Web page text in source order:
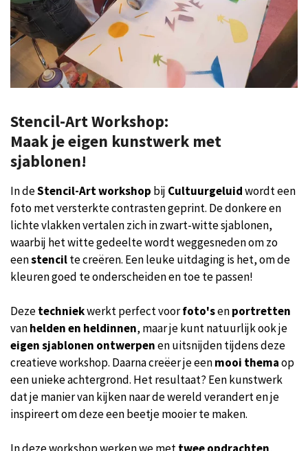
Stencil-Art Workshop:
Maak je eigen kunstwerk met
sjablonen!
In deStencil-Art workshop bij Cultuurgeluidwordt een
foto met versterkte contrasten geprint. De donkere en
lichte vlakken vertalen zich in zwart-witte sjablonen,
waarbij het witte gedeelte wordt weggesneden om zo
eenstencilte creëren. Een leuke uitdaging is het, om de
kleuren goed te onderscheiden en toe te passen!
Dezetechniekwerkt perfect voorfoto'senportretten
vanhelden en heldinnen, maar je kunt natuurlijk ook je
eigen sjablonen ontwerpenen uitsnijden tijdens deze
creatieve workshop. Daarna creëer je eenmooi themaop
een unieke achtergrond. Het resultaat? Een kunstwerk
dat je manier van kijken naar de wereld verandert en je
inspireert om deze een beetje mooier te maken.